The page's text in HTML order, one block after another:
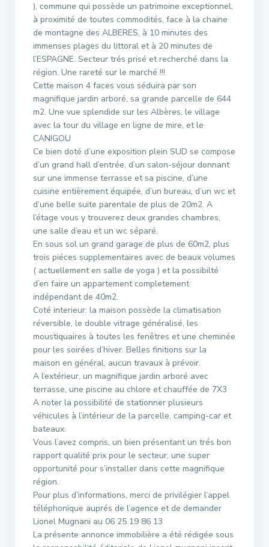
), commune qui possède un patrimoine exceptionnel,
à proximité de toutes commodités, face à la chaine
de montagne des ALBERES, à 10 minutes des
immenses plages du littoral et à 20 minutes de
l’ESPAGNE. Secteur trés prisé et recherché dans la
région. Une rareté sur le marché !!!
Cette maison 4 faces vous séduira par son
magnifique jardin arboré, sa grande parcelle de 644
m2. Une vue splendide sur les Albères, le village
avec la tour du village en ligne de mire, et le
CANIGOU
Ce bien doté d’une exposition plein SUD se compose
d’un grand hall d’entrée, d’un salon-séjour donnant
sur une immense terrasse et sa piscine, d’une
cuisine entièrement équipée, d’un bureau, d’un wc et
d’une belle suite parentale de plus de 20m2. A
l’étage vous y trouverez deux grandes chambres,
une salle d’eau et un wc séparé.
En sous sol un grand garage de plus de 60m2, plus
trois piéces supplementaires avec de beaux volumes
( actuellement en salle de yoga ) et la possibilté
d’en faire un appartement completement
indépendant de 40m2.
Coté interieur: la maison possède la climatisation
réversible, le double vitrage généralisé, les
moustiquaires à toutes les fenêtres et une cheminée
pour les soirées d’hiver. Belles finitions sur la
maison en général, aucun travaux à prévoir.
A l’extérieur, un magnifique jardin arboré avec
terrasse, une piscine au chlore et chauffée de 7X3
A noter la possibilité de stationner plusieurs
véhicules à l’intérieur de la parcelle, camping-car et
bateaux.
Vous l’avez compris, un bien présentant un trés bon
rapport qualité prix pour le secteur, une super
opportunité pour s’installer dans cette magnifique
région.
Pour plus d’informations, merci de privilégier l’appel
téléphonique auprés de l’agence et de demander
Lionel Mugnani au 06 25 19 86 13
La présente annonce immobilière a été rédigée sous